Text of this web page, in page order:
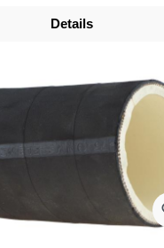
Details